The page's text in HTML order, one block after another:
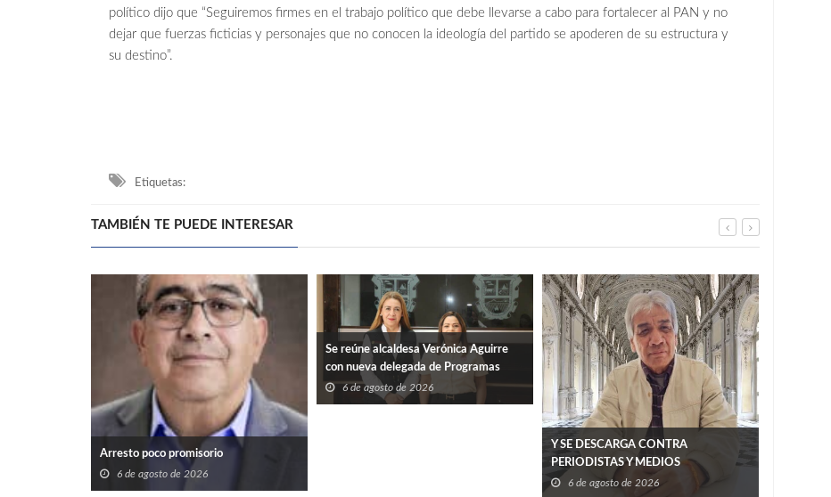
político dijo que “Seguiremos firmes en el trabajo político que debe llevarse a cabo para fortalecer al PAN y no
dejar que fuerzas ficticias y personajes que no conocen la ideología del partido se apoderen de su estructura y
su destino”.
Etiquetas:
TAMBIÉN TE PUEDE INTERESAR
Arresto poco promisorio
6 de agosto de 2026
Se reúne alcaldesa Verónica Aguirre
con nueva delegada de Programas
Federales en Tamaulipas
6 de agosto de 2026
Y SE DESCARGA CONTRA
PERIODISTAS Y MEDIOS
6 de agosto de 2026